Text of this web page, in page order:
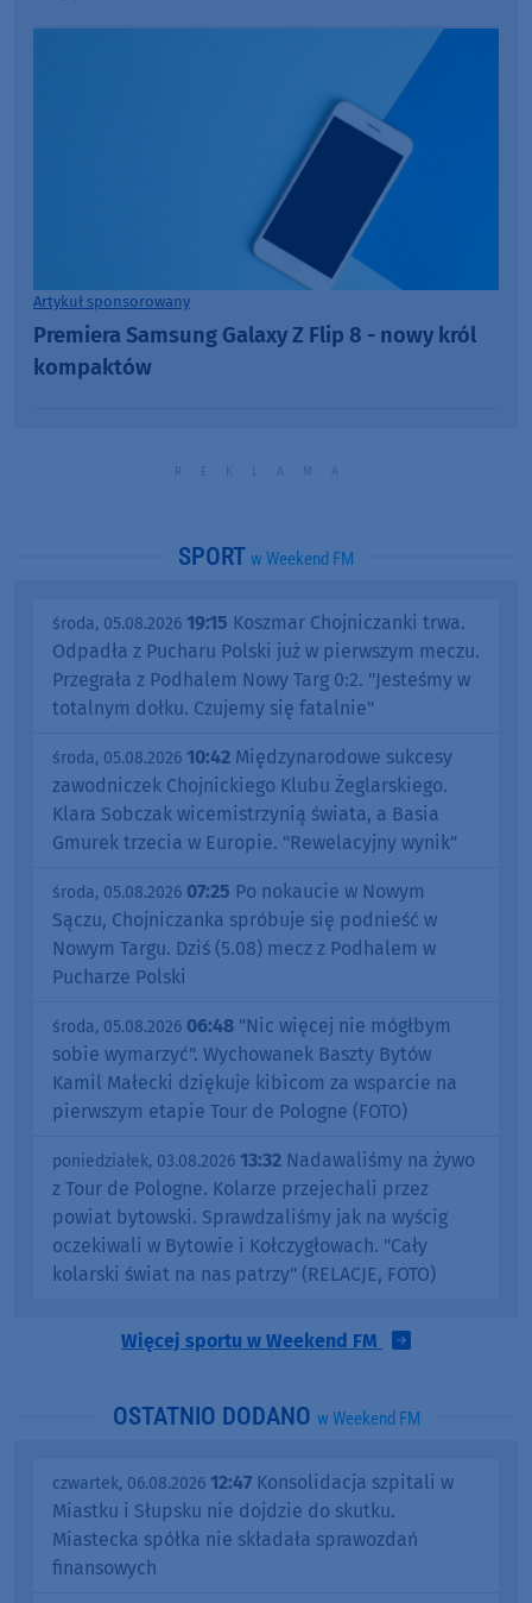
Artykuł sponsorowany
Premiera Samsung Galaxy Z Flip 8 - nowy król
kompaktów
SPORT w Weekend FM
środa, 05.08.2026 19:15 Koszmar Chojniczanki trwa.
Odpadła z Pucharu Polski już w pierwszym meczu.
Przegrała z Podhalem Nowy Targ 0:2. "Jesteśmy w
totalnym dołku. Czujemy się fatalnie"
środa, 05.08.2026 10:42 Międzynarodowe sukcesy
zawodniczek Chojnickiego Klubu Żeglarskiego.
Klara Sobczak wicemistrzynią świata, a Basia
Gmurek trzecia w Europie. "Rewelacyjny wynik"
środa, 05.08.2026 07:25 Po nokaucie w Nowym
Sączu, Chojniczanka spróbuje się podnieść w
Nowym Targu. Dziś (5.08) mecz z Podhalem w
Pucharze Polski
środa, 05.08.2026 06:48 "Nic więcej nie mógłbym
sobie wymarzyć". Wychowanek Baszty Bytów
Kamil Małecki dziękuje kibicom za wsparcie na
pierwszym etapie Tour de Pologne (FOTO)
poniedziałek, 03.08.2026 13:32 Nadawaliśmy na żywo
z Tour de Pologne. Kolarze przejechali przez
powiat bytowski. Sprawdzaliśmy jak na wyścig
oczekiwali w Bytowie i Kołczygłowach. "Cały
kolarski świat na nas patrzy" (RELACJE, FOTO)
Więcej sportu w Weekend FM
OSTATNIO DODANO w Weekend FM
czwartek, 06.08.2026 12:47 Konsolidacja szpitali w
Miastku i Słupsku nie dojdzie do skutku.
Miastecka spółka nie składała sprawozdań
finansowych